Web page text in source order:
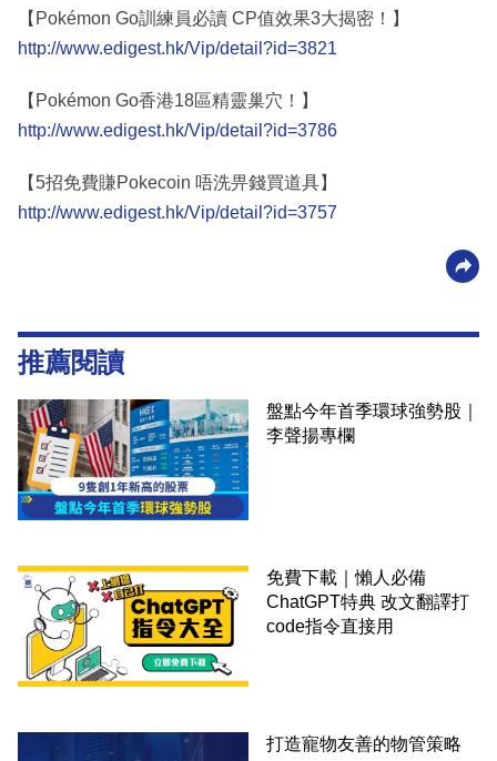
【Pokémon Go訓練員必讀 CP值效果3大揭密！】
http://www.edigest.hk/Vip/detail?id=3821
【Pokémon Go香港18區精靈巢穴！】
http://www.edigest.hk/Vip/detail?id=3786
【5招免費賺Pokecoin 唔洗畀錢買道具】
http://www.edigest.hk/Vip/detail?id=3757
推薦閱讀
盤點今年首季環球強勢股｜
李聲揚專欄
免費下載｜懶人必備
ChatGPT特典 改文翻譯打
code指令直接用
打造寵物友善的物管策略